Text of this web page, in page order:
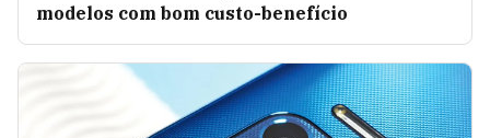
modelos com bom custo-benefício